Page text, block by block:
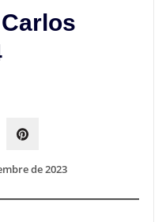
de 2023